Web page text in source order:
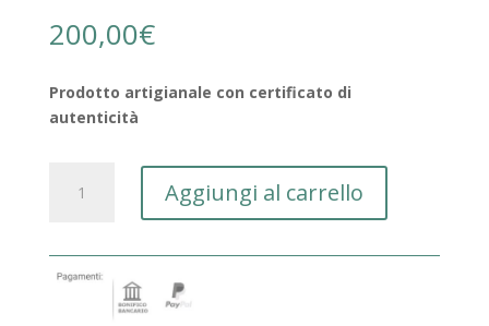
200,00€
Prodotto artigianale con certificato di
autenticità
PURPICIEDDU
Aggiungi al carrello